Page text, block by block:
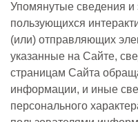
Упомянутые сведения и
пользующихся
(или) отправляющих
указанные на Сайте,
страницам Сайта
информации, и иные
персонального